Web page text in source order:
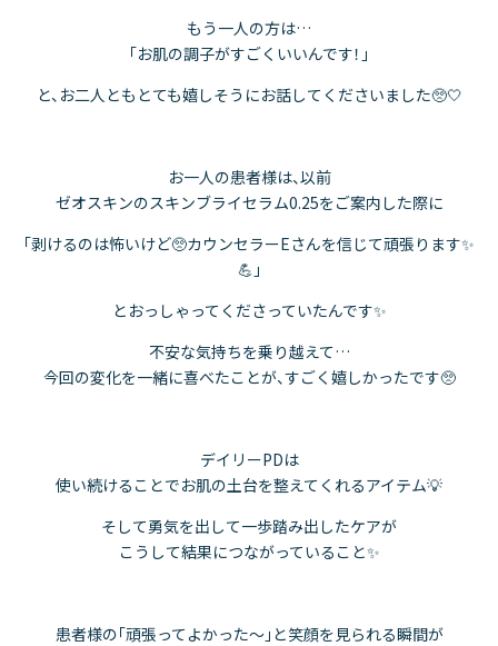
もう一人の方は…
「お肌の調子がすごくいいんです！」
と、お二人ともとても嬉しそうにお話してくださいました🥺🤍
お一人の患者様は、以前
ゼオスキンのスキンブライセラム0.25をご案内した際に
「剥けるのは怖いけど🥺カウンセラーEさんを信じて頑張ります✨
💪」
とおっしゃってくださっていたんです✨
不安な気持ちを乗り越えて…
今回の変化を一緒に喜べたことが、すごく嬉しかったです🥺
デイリーPDは
使い続けることでお肌の土台を整えてくれるアイテム💡
そして勇気を出して一歩踏み出したケアが
こうして結果につながっていること✨
患者様の「頑張ってよかった～」と笑顔を見られる瞬間が